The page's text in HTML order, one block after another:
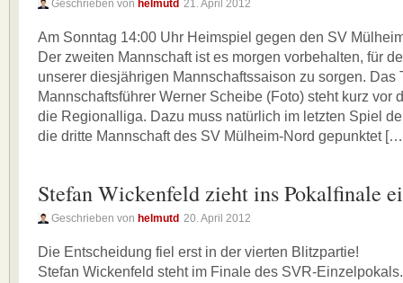
Geschrieben von helmutd 21. April 2012
Am Sonntag 14:00 Uhr Heimspiel gegen den SV
Der zweiten Mannschaft ist es morgen vorbehalten, für
unserer diesjährigen Mannschaftssaison zu sorgen. Das
Mannschaftsführer Werner Scheibe (Foto) steht kurz vor
die Regionalliga. Dazu muss natürlich im letzten Spiel
die dritte Mannschaft des SV Mülheim-Nord gepunktet
Stefan Wickenfeld zieht ins Pokalfinale
Geschrieben von helmutd 20. April 2012
Die Entscheidung fiel erst in der vierten Blitzpartie!
Stefan Wickenfeld steht im Finale des SVR-